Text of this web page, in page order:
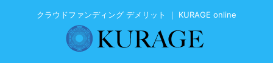
クラウドファンディング デメリット ｜ KURAGE online